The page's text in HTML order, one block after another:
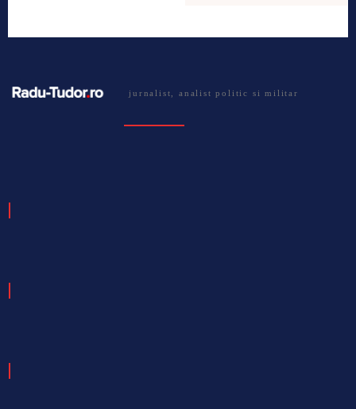
jurnalist, analist politic si militar